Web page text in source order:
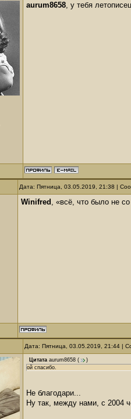
aurum8658, у тебя
Дата: Пятница, 03.05.2019, 21:38 |
Winifred , «всё, что было не
Дата: Пятница, 03.05.2019, 21:44 |
Цитата aurum8658 (
)
ой спасибо.
Не благодари...
Ну так, между нами, с 2004